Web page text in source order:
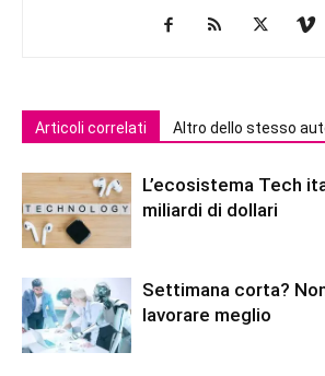
Articoli correlati Altro dello stesso
L’ecosistema Tech
miliardi di dollari
Settimana corta?
lavorare meglio